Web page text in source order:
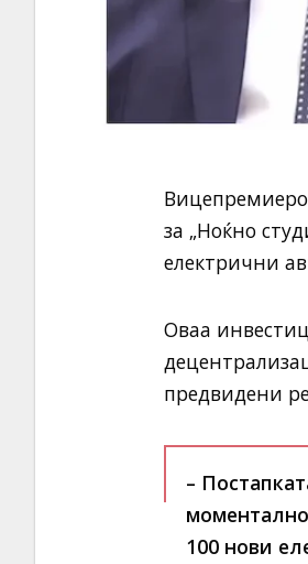
за „Ноќно
електрични
Оваа
предвидени
–
100 нови